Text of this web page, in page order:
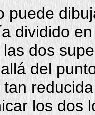
puede
dividido
dos
del
los dos